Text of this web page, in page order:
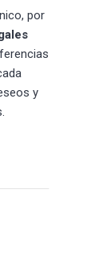
por
y